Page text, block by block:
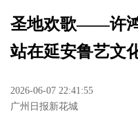
圣地欢歌——许
站在延安鲁艺文
2026-06-07 22:41:55
广州日报新花城